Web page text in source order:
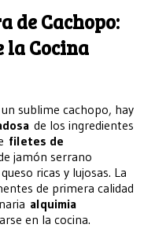
de Cachopo:
la Cocina
sublime cachopo, hay
de los ingredientes
filetes de
jamón serrano
ricas y lujosas. La
de primera calidad
alquimia
en la cocina.